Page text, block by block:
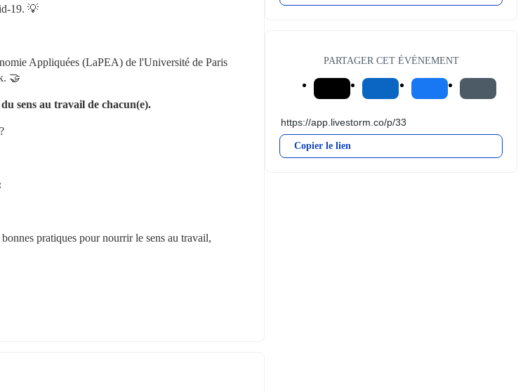
19. 💡
Appliquées (LaPEA) de l'Université de Paris
🤝
sens au travail de chacun(e).
pratiques pour nourrir le sens au travail,
PARTAGER CET ÉVÉNEMENT
Copier le lien